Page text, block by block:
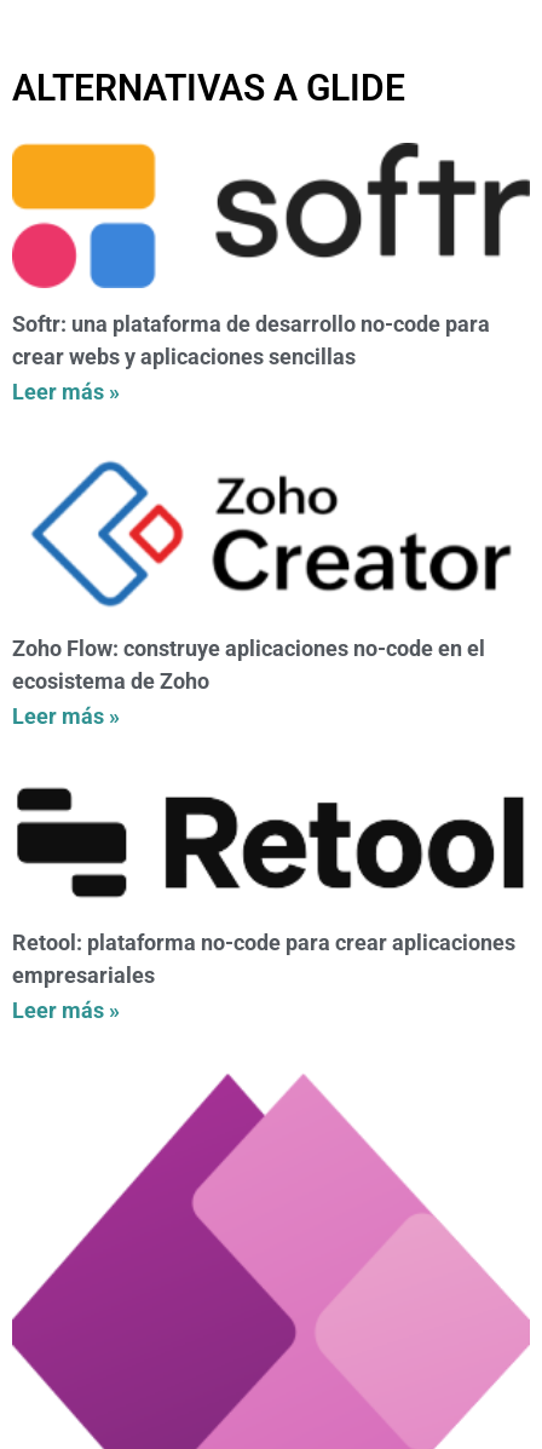
ALTERNATIVAS A GLIDE
Softr: una plataforma de desarrollo no-code para
crear webs y aplicaciones sencillas
Leer más »
Zoho Flow: construye aplicaciones no-code en el
ecosistema de Zoho
Leer más »
Retool: plataforma no-code para crear aplicaciones
empresariales
Leer más »